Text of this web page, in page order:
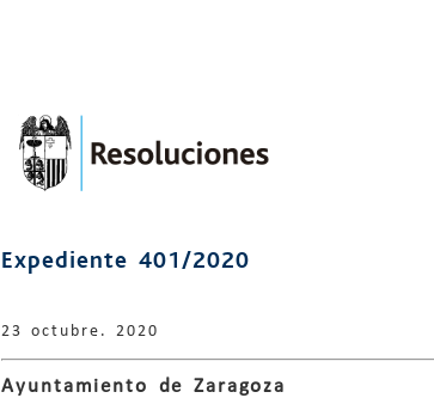
Expediente 401/2020
23 octubre. 2020
Ayuntamiento de Zaragoza